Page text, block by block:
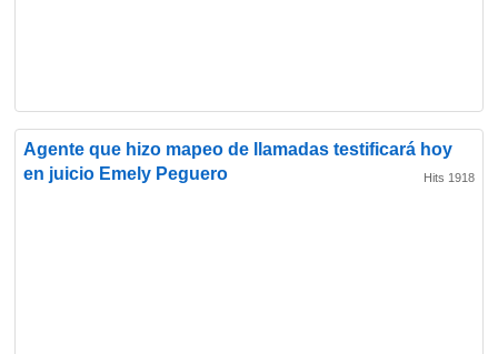
Agente que hizo mapeo de llamadas testificará hoy
en juicio Emely Peguero
Hits 1918